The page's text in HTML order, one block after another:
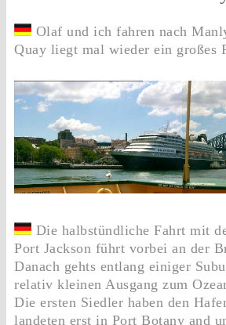
Olaf und ich fahren nach
Quay liegt mal wieder ein großes
Die halbstündliche Fahrt mit
Port Jackson führt vorbei an der
Danach gehts entlang einiger
relativ kleinen Ausgang zum
Die ersten Siedler haben den
landeten erst in Port Botany and